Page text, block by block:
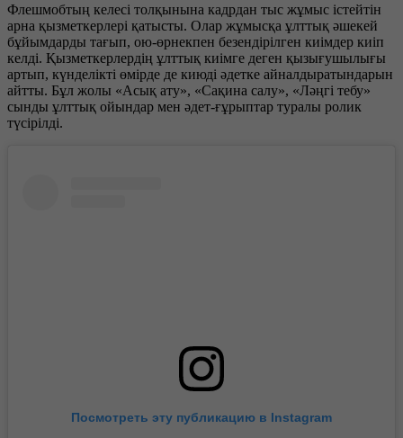
Флешмобтың келесі толқынына кадрдан тыс жұмыс істейтін
арна қызметкерлері қатысты. Олар жұмысқа ұлттық әшекей
бұйымдарды тағып, ою-өрнекпен безендірілген киімдер киіп
келді. Қызметкерлердің ұлттық киімге деген қызығушылығы
артып, күнделікті өмірде де киюді әдетке айналдыратындарын
айтты. Бұл жолы «Асық ату», «Сақина салу», «Ләңгі тебу»
сынды ұлттық ойындар мен әдет-ғұрыптар туралы ролик
түсірілді.
Посмотреть эту публикацию в Instagram